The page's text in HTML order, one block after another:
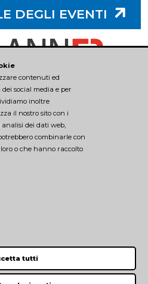
DEGLI EVENTI
contenuti ed
social media e per
inoltre
il nostro sito con i
dei dati web,
combinarle con
o che hanno raccolto
tutti